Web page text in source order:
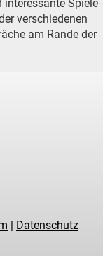
interessante Spiele
verschiedenen
am Rande der
| Datenschutz